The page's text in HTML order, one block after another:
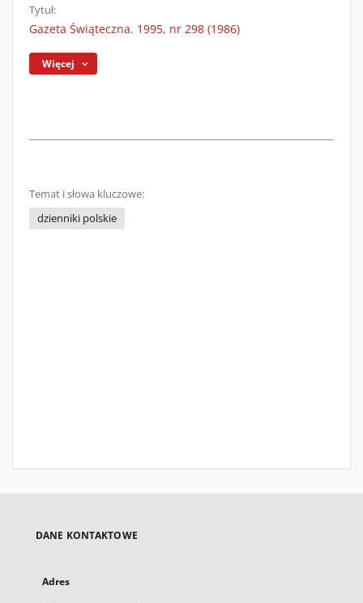
Tytuł:
Gazeta Świąteczna. 1995, nr 298 (1986)
Więcej
Temat i słowa kluczowe:
dzienniki polskie
DANE KONTAKTOWE
Adres